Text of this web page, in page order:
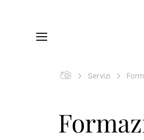
You are here:
SIYU Servizi